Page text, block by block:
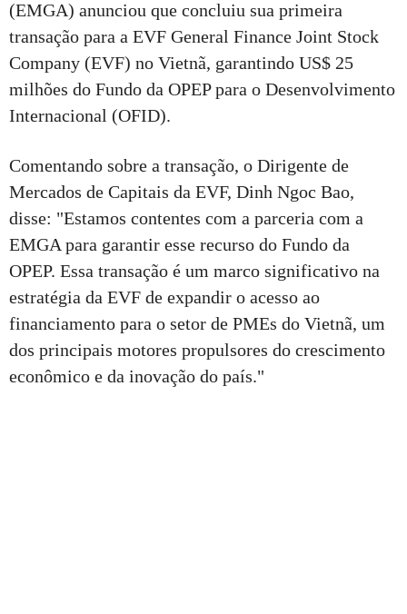
(EMGA) anunciou que concluiu sua primeira
transação para a EVF General Finance Joint Stock
Company (EVF) no Vietnã, garantindo US$ 25
milhões do Fundo da OPEP para o Desenvolvimento
Internacional (OFID).
Comentando sobre a transação, o Dirigente de
Mercados de Capitais da EVF, Dinh Ngoc Bao,
disse: "Estamos contentes com a parceria com a
EMGA para garantir esse recurso do Fundo da
OPEP. Essa transação é um marco significativo na
estratégia da EVF de expandir o acesso ao
financiamento para o setor de PMEs do Vietnã, um
dos principais motores propulsores do crescimento
econômico e da inovação do país."